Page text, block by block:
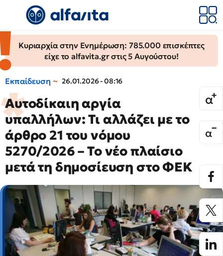
Κυριαρχία στην Ενημέρωση: 785.000 επισκέπτες
είχε το alfavita.gr στις 5 Αυγούστου!
Εκπαίδευση 26.01.2026 - 08:16
Αυτοδίκαιη αργία
υπαλλήλων: Τι αλλάζει με το
άρθρο 21 του νόμου
5270/2026 – Το νέο πλαίσιο
μετά τη δημοσίευση στο ΦΕΚ